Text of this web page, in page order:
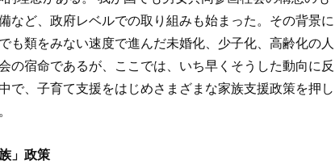
など、政府レベルでの取り組みも始まった。その背景に
も類をみない速度で進んだ未婚化、少子化、高齢化の人
の宿命であるが、ここでは、いち早くそうした動向に反
で、子育て支援をはじめさまざまな家族支援政策を押し
」政策